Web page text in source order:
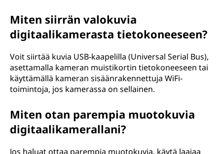
Miten siirrän valokuvia
digitaalikamerasta tietokoneeseen?
Voit siirtää kuvia USB-kaapelilla (Universal Serial Bus),
asettamalla kameran muistikortin tietokoneeseen tai
käyttämällä kameran sisäänrakennettuja WiFi-
toimintoja, jos kamerassa on sellainen.
Miten otan parempia muotokuvia
digitaalikamerallani?
Jos haluat ottaa parempia muotokuvia, käytä laajaa